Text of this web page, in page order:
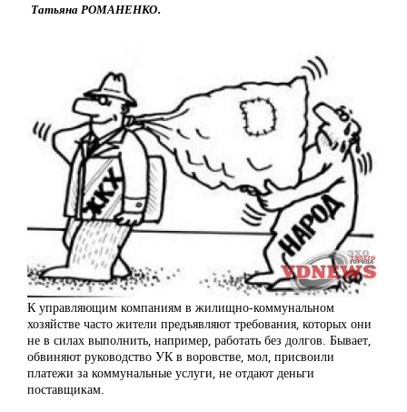
Татьяна РОМАНЕНКО.
К управляющим компаниям в жилищно-коммунальном
хозяйстве часто жители предъявляют требования, которых они
не в силах выполнить, например, работать без долгов. Бывает,
обвиняют руководство УК в воровстве, мол, присвоили
платежи за коммунальные услуги, не отдают деньги
поставщикам.